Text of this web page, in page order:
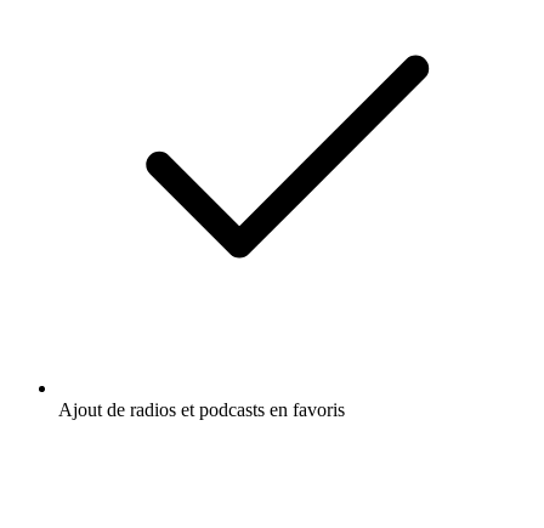
Ajout de radios et podcasts en favoris